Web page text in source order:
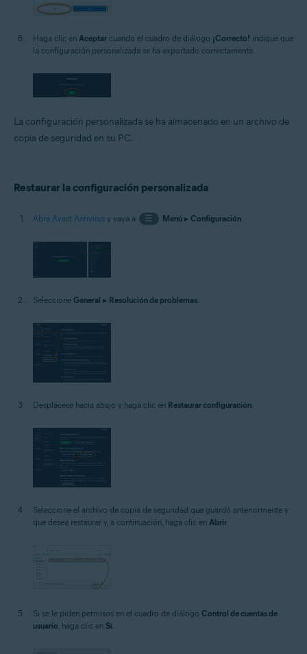
Haga clic en Aceptar cuando el cuadro de diálogo ¡Correcto! indique que
la configuración personalizada se ha exportado correctamente.
La configuración personalizada se ha almacenado en un archivo de
copia de seguridad en su PC.
Restaurar la configuración personalizada
Abra Avast Antivirus y vaya a ☰ Menú▸ Configuración.
Seleccione General ▸ Resolución de problemas.
Desplácese hacia abajo y haga clic en Restaurar configuración.
Seleccione el archivo de copia de seguridad que guardó anteriormente y
que desea restaurar y, a continuación, haga clic en Abrir
Si se le piden permisos en el cuadro de diálogo Control de cuentas de
usuario, haga clic en Sí.